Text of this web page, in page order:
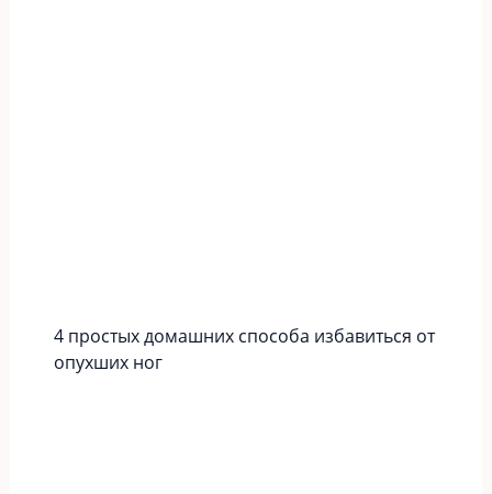
4 простых домашних способа избавиться от
опухших ног